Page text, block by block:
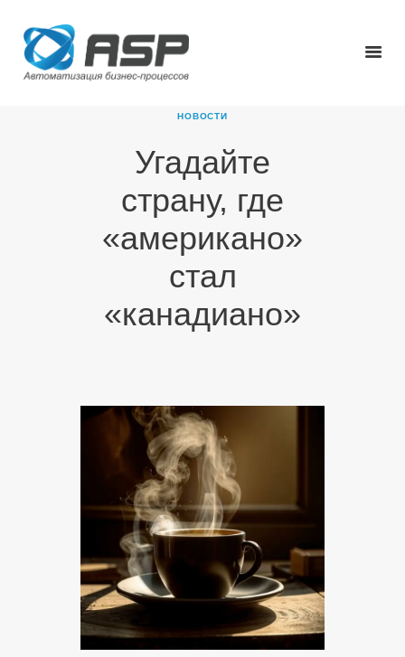
НОВОСТИ
Угадайте
страну, где
«американо»
стал
«канадиано»
ГЛАВНАЯ
О КОМПАНИИ
НОВОСТИ
ПАРТНЕРЫ
КОНТАКТЫ